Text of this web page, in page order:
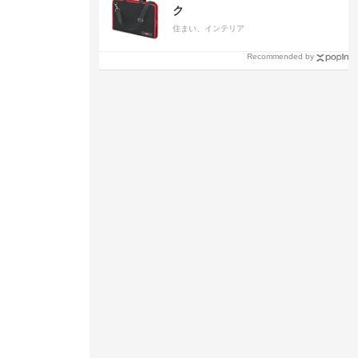
ク
住まい、インテリア
Recommended by